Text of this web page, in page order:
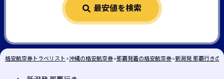
最安値を検索
格安航空券トラベリスト >沖縄の格安航空券>那覇発着の格安航空券>新潟発 那覇行きの